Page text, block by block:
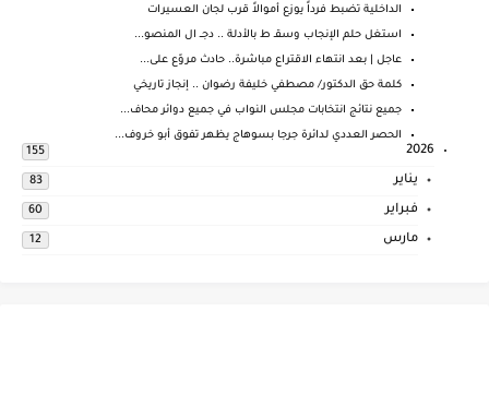
الداخلية تضبط فرداً يوزع أموالاً قرب لجان العسيرات
استغل حلم الإنجاب وسقـ ط بالأدلة .. دجــ ال المنصو...
عاجل | بعد انتهاء الاقتراع مباشرة.. حادث مروّع على...
كلمة حق الدكتور/ مصطفي خليفة رضوان .. إنجاز تاريخي
جميع نتائج انتخابات مجلس النواب في جميع دوائر محاف...
الحصر العددي لدائرة جرجا بسوهاج يظهر تفوق أبو خروف...
2026
155
يناير 83
فبراير 60
مارس 12